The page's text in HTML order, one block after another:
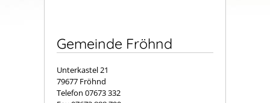
Gemeinde Fröhnd
Unterkastel 21
79677 Fröhnd
Telefon 07673 332